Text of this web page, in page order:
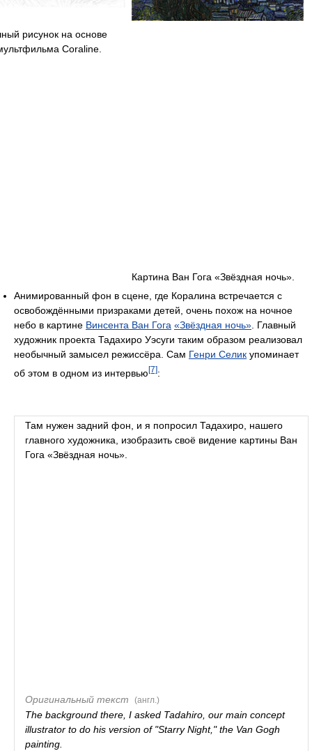
рисунок на основе
Coraline.
Картина Ван Гога «Звёздная ночь».
Анимированный фон в сцене, где Коралина встречается с
освобождёнными призраками детей, очень похож на ночное
небо в картине Винсента Ван Гога «Звёздная ночь» . Главный
художник проекта Тадахиро Уэсуги таким образом реализовал
необычный замысел режиссёра. Сам Генри Селик упоминает
об этом в одном из интервью[7]:
Там нужен задний фон, и я попросил Тадахиро, нашего
главного художника, изобразить своё видение картины Ван
Гога «Звёздная ночь».
Оригинальный текст (англ.)
The background there, I asked Tadahiro, our main concept
illustrator to do his version of "Starry Night," the Van Gogh
painting.